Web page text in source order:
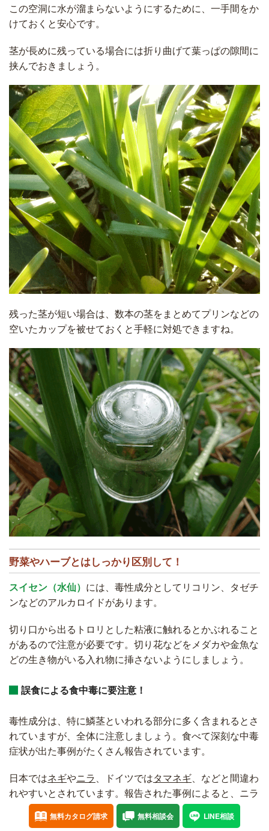
この空洞に水が溜まらないようにするために、一手間をか
けておくと安心です。
茎が長めに残っている場合には折り曲げて葉っぱの隙間に
挟んでおきましょう。
残った茎が短い場合は、数本の茎をまとめてプリンなどの
空いたカップを被せておくと手軽に対処できますね。
野菜やハーブとはしっかり区別して！
スイセン（水仙） には、毒性成分としてリコリン、タゼチ
ンなどのアルカロイドがあります。
切り口から出るトロリとした粘液に触れるとかぶれること
があるので注意が必要です。切り花などをメダカや金魚な
どの生き物がいる入れ物に挿さないようにしましょう。
誤食による食中毒に要注意！
毒性成分は、特に鱗茎といわれる部分に多く含まれるとさ
れていますが、全体に注意しましょう。食べて深刻な中毒
症状が出た事例がたくさん報告されています。
日本ではネギやニラ、ドイツではタマネギ、などと間違わ
れやすいとされています。報告された事例によると、ニラ
玉や鍋、スープなど、火を通して調理したケースがほとん
どです。このことでも、野菜だと思い込んで使用したら違
無料カタログ請求 無料相談会 LINE相談